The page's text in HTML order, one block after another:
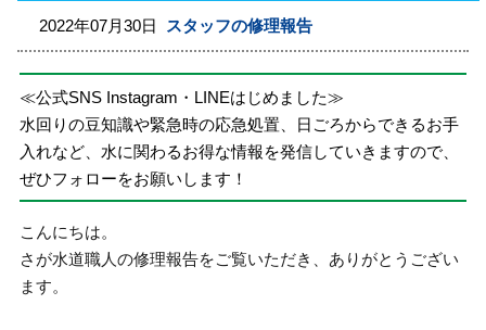
2022年07月30日 スタッフの修理報告
≪公式SNS Instagram・LINEはじめました≫
水回りの豆知識や緊急時の応急処置、日ごろからできるお手
入れなど、水に関わるお得な情報を発信していきますので、
ぜひフォローをお願いします！
こんにちは。
さが水道職人の修理報告をご覧いただき、ありがとうござい
ます。